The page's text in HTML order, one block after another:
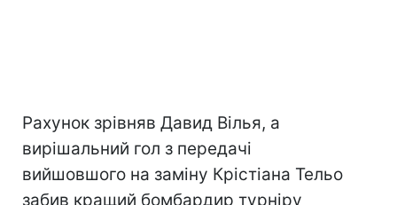
Рахунок зрівняв Давид Вілья, а
вирішальний гол з передачі
вийшовшого на заміну Крістіана Тельо
забив кращий бомбардир турніру